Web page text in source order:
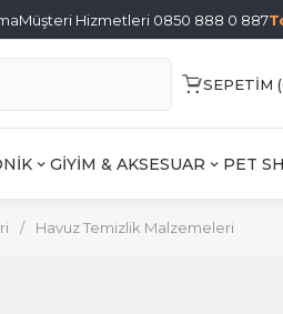
Müşteri Hizmetleri 0850 888 0 887
SEPETIM (
GİYİM & AKSESUAR PET
/ Havuz Temizlik Malzemeleri